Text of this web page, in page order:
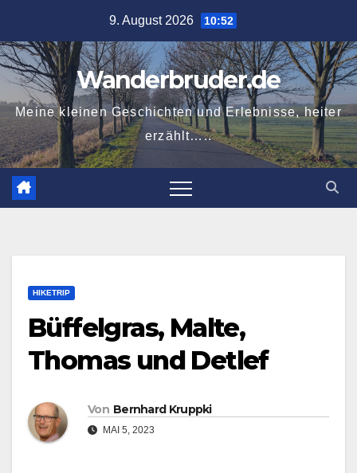
springen
9. August 2026 10:52
Wanderbruder.de
Meine kleinen Geschichten und Erlebnisse, heiter
erzählt…..
HIKETRIP
Büffelgras, Malte,
Thomas und Detlef
Von Bernhard Kruppki
MAI 5, 2023